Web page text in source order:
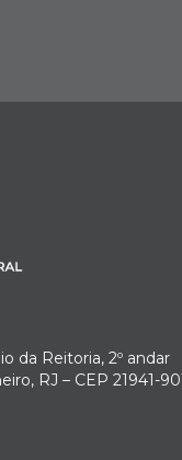
da Reitoria, 2º andar
RJ – CEP 21941-